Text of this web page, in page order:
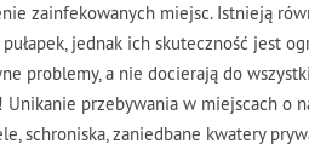
zainfekowanych miejsc. Istnieją
jednak ich skuteczność jest
problemy, a nie docierają do
przebywania w miejscach o
schroniska, zaniedbane kwatery